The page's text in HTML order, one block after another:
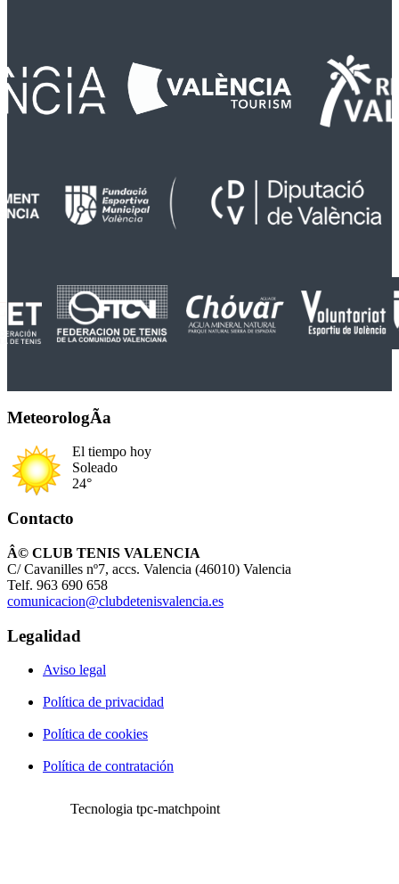
MeteorologÃ­a
El tiempo hoy
Soleado
24°
Contacto
Â© CLUB TENIS VALENCIA
C/ Cavanilles nº7, accs. Valencia (46010) Valencia
Telf. 963 690 658
comunicacion@clubdetenisvalencia.es
Legalidad
Aviso legal
Política de privacidad
Política de cookies
Política de contratación
Tecnologia tpc-matchpoint